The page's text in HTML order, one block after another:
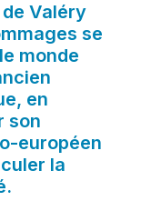
Valéry
se
monde
en
son
européen
la